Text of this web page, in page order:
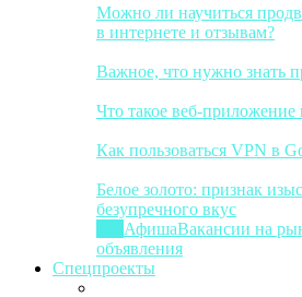
Можно ли научиться
в интернете и отзывам?
Важное, что нужно знать
Что такое веб-
Как пользоваться VPN в
Белое золото: признак
безупречного вкус
АфишаВакансии на
объявления
Спецпроекты